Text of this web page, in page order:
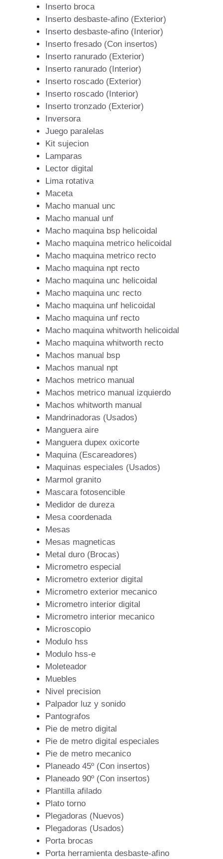
Inserto broca
Inserto desbaste-afino (Exterior)
Inserto desbaste-afino (Interior)
Inserto fresado (Con insertos)
Inserto ranurado (Exterior)
Inserto ranurado (Interior)
Inserto roscado (Exterior)
Inserto roscado (Interior)
Inserto tronzado (Exterior)
Inversora
Juego paralelas
Kit sujecion
Lamparas
Lector digital
Lima rotativa
Maceta
Macho manual unc
Macho manual unf
Macho maquina bsp helicoidal
Macho maquina metrico helicoidal
Macho maquina metrico recto
Macho maquina npt recto
Macho maquina unc helicoidal
Macho maquina unc recto
Macho maquina unf helicoidal
Macho maquina unf recto
Macho maquina whitworth helicoidal
Macho maquina whitworth recto
Machos manual bsp
Machos manual npt
Machos metrico manual
Machos metrico manual izquierdo
Machos whitworth manual
Mandrinadoras (Usados)
Manguera aire
Manguera dupex oxicorte
Maquina (Escareadores)
Maquinas especiales (Usados)
Marmol granito
Mascara fotosencible
Medidor de dureza
Mesa coordenada
Mesas
Mesas magneticas
Metal duro (Brocas)
Micrometro especial
Micrometro exterior digital
Micrometro exterior mecanico
Micrometro interior digital
Micrometro interior mecanico
Microscopio
Modulo hss
Modulo hss-e
Moleteador
Muebles
Nivel precision
Palpador luz y sonido
Pantografos
Pie de metro digital
Pie de metro digital especiales
Pie de metro mecanico
Planeado 45º (Con insertos)
Planeado 90º (Con insertos)
Plantilla afilado
Plato torno
Plegadoras (Nuevos)
Plegadoras (Usados)
Porta brocas
Porta herramienta desbaste-afino